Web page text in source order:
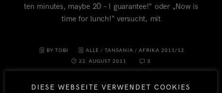
ten minutes, maybe 20 – I guarantee!“ oder „Now is
time for lunch!“ versucht, mit
BY TOBI ALLE /TANSANIA /AFRIKA 2011/12
22. AUGUST 2011
3
DIESE WEBSEITE VERWENDET COOKIES